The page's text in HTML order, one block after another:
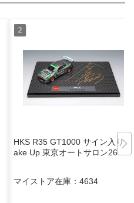
HKS R35 GT1000 サイン入り M
ake Up 東京オートサロン26
マイストア在庫： 4634